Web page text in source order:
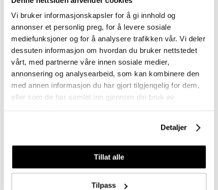
Vi bruker informasjonskapsler for å gi innhold og
annonser et personlig preg, for å levere sosiale
mediefunksjoner og for å analysere trafikken vår. Vi deler
dessuten informasjon om hvordan du bruker nettstedet
vårt, med partnerne våre innen sosiale medier,
annonsering og analysearbeid, som kan kombinere den
med annen informasjon du har gjort tilgjengelig for dem,
eller som de har samlet inn gjennom din bruk av
Detaljer
Tillat alle
Tilpass
å fjerne eksisterende deksel, vri enkelt av den avtagbare
fronten og skyv deksel av for så sett på det nye deksel med
ønsket farge.
Meld deg på vårt nyhetsbrev